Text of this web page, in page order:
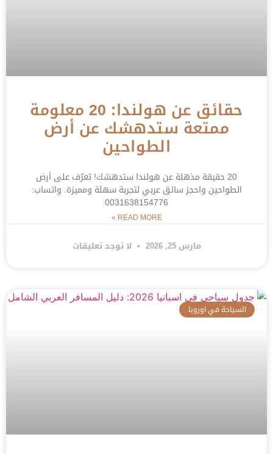
حقائق عن هولندا: 20 معلومة
ممتعة ستدهشك عن أرض
الطواحين
20 حقيقة مذهلة عن هولندا ستدهشك! تعرّف على أرض
الطواحين واحجز سائق عربي لتجربة سهلة ومميزة. واتساب:
0031638154776
READ MORE »
مارس 25, 2026 لا توجد تعليقات
السياحة في اوروبا